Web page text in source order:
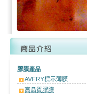
膠膜產品
AVERY標示薄膜
高品質膠膜